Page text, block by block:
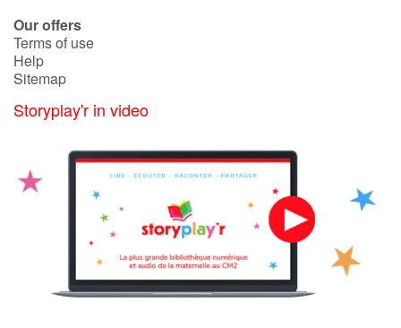
Our offers
Terms of use
Help
Sitemap
Storyplay'r in video